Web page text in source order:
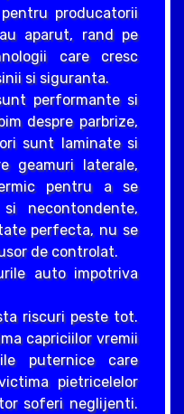
producatorii
aparut, rand pe
care cresc
si siguranta.
performante si
despre parbrize,
sunt laminate si
geamuri laterale,
pentru a se
necontondente,
perfecta, nu se
de controlat.
auto impotriva
riscuri peste tot.
capriciilor vremii
puternice care
pietricelelor
soferi neglijenti.